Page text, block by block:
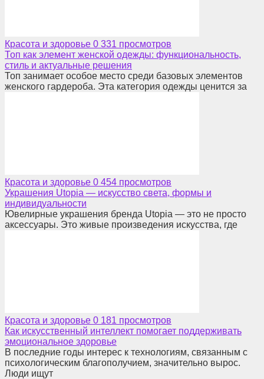
Красота и здоровье 0 331 просмотров
Топ как элемент женской одежды: функциональность,
стиль и актуальные решения
Топ занимает особое место среди базовых элементов
женского гардероба. Эта категория одежды ценится за
Красота и здоровье 0 454 просмотров
Украшения Utopia — искусство света, формы и
индивидуальности
Ювелирные украшения бренда Utopia — это не просто
аксессуары. Это живые произведения искусства, где
Красота и здоровье 0 181 просмотров
Как искусственный интеллект помогает поддерживать
эмоциональное здоровье
В последние годы интерес к технологиям, связанным с
психологическим благополучием, значительно вырос.
Люди ищут